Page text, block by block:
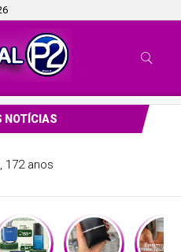
NOTÍCIAS
172 anos